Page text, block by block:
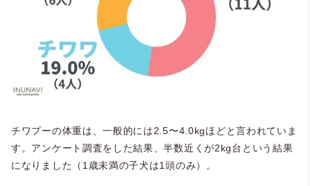
チワプーの体重は、一般的には2.5〜4.0kgほどと言われていま
す。アンケート調査をした結果、半数近くが2kg台という結果
になりました（1歳未満の子犬は1頭のみ）。